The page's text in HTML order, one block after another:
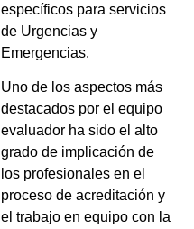
específicos para servicios
de Urgencias y
Emergencias.
Uno de los aspectos más
destacados por el equipo
evaluador ha sido el alto
grado de implicación de
los profesionales en el
proceso de acreditación y
el trabajo en equipo con la